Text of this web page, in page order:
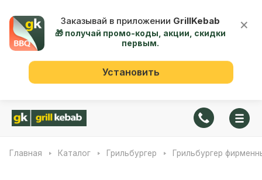
Заказывай в приложении GrillKebab
🎁 получай промо-коды, акции, скидки
первым.
×
Установить
Главная Каталог Грильбургер Грильбургер